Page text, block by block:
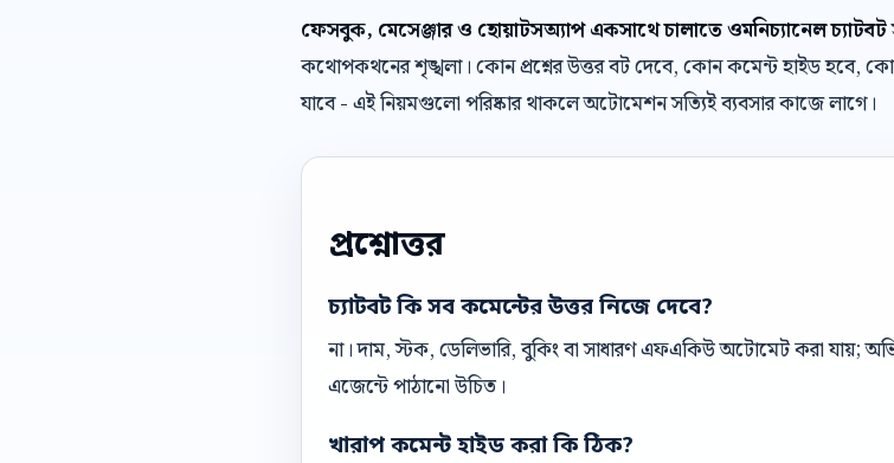
ফেসবুক, মেসেঞ্জার ও হোয়াটসঅ্যাপ একসাথে চালাতে ওমনিচ্যানেল চ্যাটবট
কথোপকথনের শৃঙ্খলা। কোন প্রশ্নের উত্তর বট দেবে, কোন কমেন্ট হাইড হবে,
যাবে - এই নিয়মগুলো পরিষ্কার থাকলে অটোমেশন সত্যিই ব্যবসার কাজে লাগে।
প্রশ্নোত্তর
চ্যাটবট কি সব কমেন্টের উত্তর নিজে দেবে?
না। দাম, স্টক, ডেলিভারি, বুকিং বা সাধারণ এফএকিউ অটোমেট করা যায়;
এজেন্টে পাঠানো উচিত।
খারাপ কমেন্ট হাইড করা কি ঠিক?